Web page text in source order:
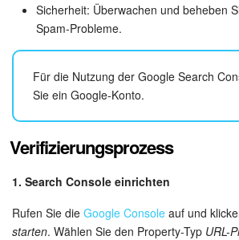
Webmail
Buchung
KI in Bitrix24
Elektronische Unterschrift für HR
Elektronische Unterschrift
Sicherheit: Überwachen und beheben
Spam-Probleme.
Für die Nutzung der Google Search
Sie ein Google-Konto.
Verifizierungsprozess
1. Search Console einrichten
Rufen Sie die Google Console auf und
starten. Wählen Sie den Property-Typ URL-